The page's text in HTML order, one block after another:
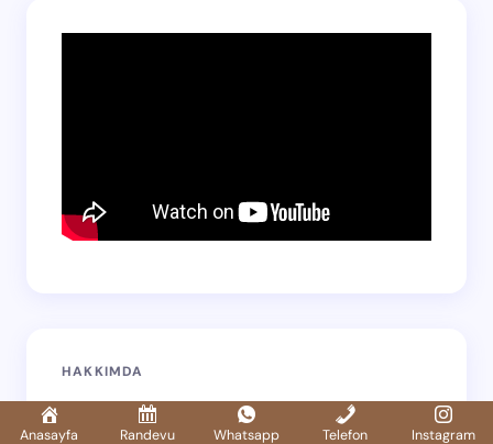
HAKKIMDA
Tuğba Yaprak
UZMAN DİYETİSYEN
Anasayfa Randevu Whatsapp Telefon Instagram